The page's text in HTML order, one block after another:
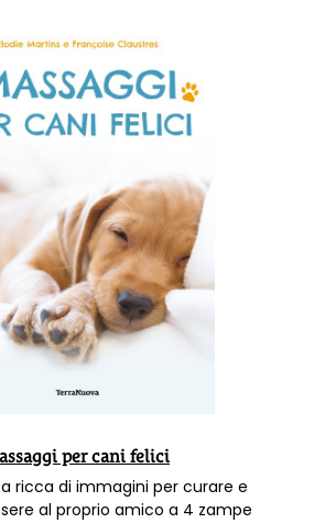
per cani felici
ricca di immagini per curare e
offrire benessere al proprio amico a 4 zampe